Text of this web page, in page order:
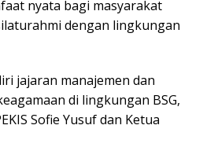
nyata bagi masyarakat
dengan lingkungan
jajaran manajemen dan
di lingkungan BSG,
Sofie Yusuf dan Ketua